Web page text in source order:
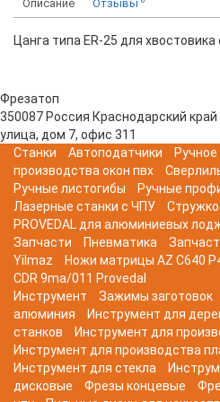
Описание Отзывы
Цанга типа ER-25 для
Фрезатоп
350087 Россия Краснодарский край
улица, дом 7, офис 311
Станки
Автоподатчики
производства окон пвх
Ручные листогибы
Ручные
Лазерные станки с ЧПУ
PROVEDAL для алюминиевых
Запчасти
Пневматика
Yilmaz
Ножи матрицы AZ C640
CDR 9ma/011 Provedal
Инструмент
Зажимы заготовок
алюминия
Инструмент для
станков
Инструмент для
Инструмент для производства
Инструмент для стекла
дисковые
Фрезы концевые